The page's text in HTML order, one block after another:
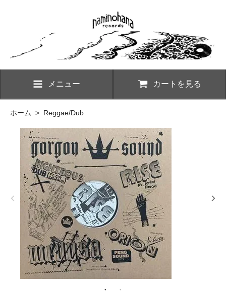
メニュー カートを見る
ホーム > Reggae/Dub